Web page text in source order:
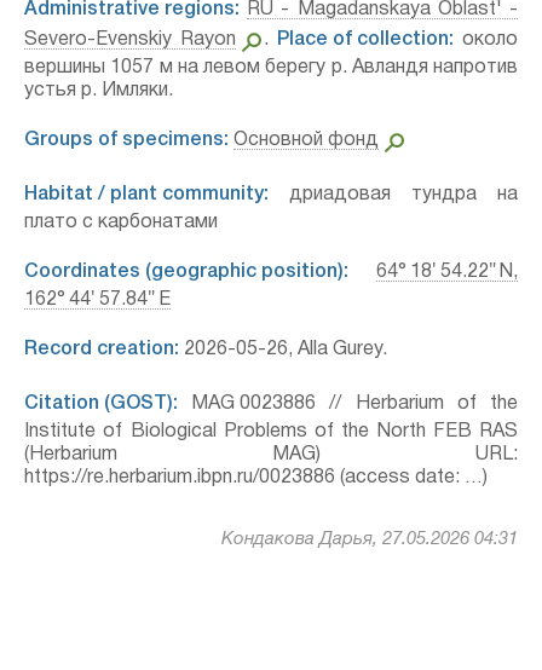
Administrative regions:
RU - Magadanskaya Oblast' -
Severo-Evenskiy Rayon
. Place of collection: около
вершины 1057 м на левом берегу р. Авландя напротив
устья р. Имляки.
Groups of specimens: Основной фонд
Habitat / plant community: дриадовая тундра на
плато с карбонатами
Coordinates (geographic position):
64° 18′ 54.22″ N,
162° 44′ 57.84″ E
Record creation: 2026-05-26, Alla Gurey.
Citation (GOST): MAG 0023886 // Herbarium of the
Institute of Biological Problems of the North FEB RAS
(Herbarium MAG) URL:
https://re.herbarium.ibpn.ru/0023886 (access date: …)
Кондакова Дарья, 27.05.2026 04:31